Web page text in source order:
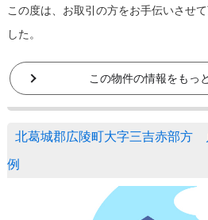
この度は、お取引の方をお手伝いさせ
した。
この物件の情報をもっ
北葛城郡広陵町大字三吉赤部
例